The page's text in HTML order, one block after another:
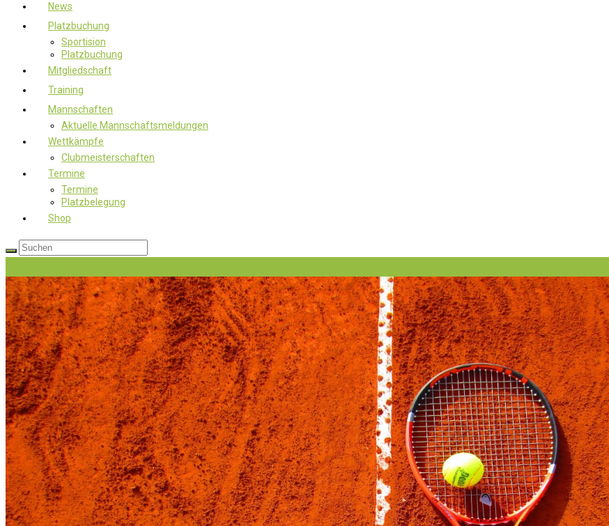
News
Platzbuchung
Sportision
Platzbuchung
Mitgliedschaft
Training
Mannschaften
Aktuelle Mannschaftsmeldungen
Wettkämpfe
Clubmeisterschaften
Termine
Termine
Platzbelegung
Shop